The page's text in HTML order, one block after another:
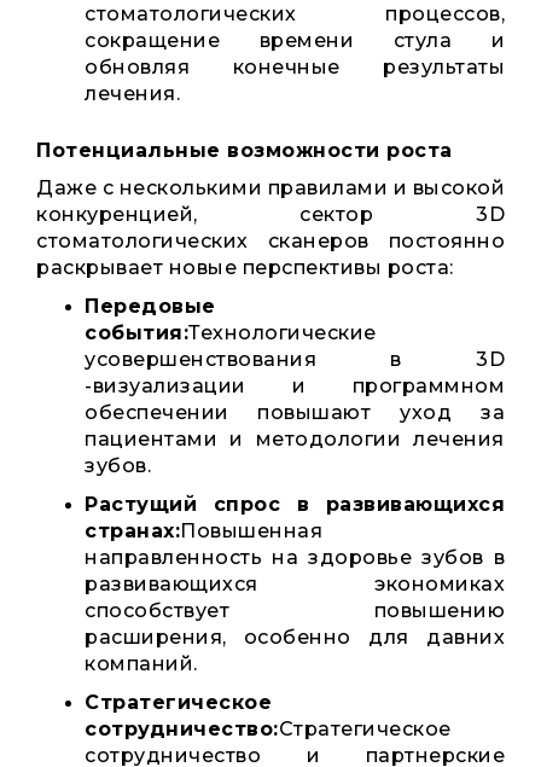
стоматологических процессов,
сокращение времени стула и
обновляя конечные результаты
лечения.
Потенциальные возможности роста
Даже с несколькими правилами и высокой
конкуренцией, сектор 3D
стоматологических сканеров постоянно
раскрывает новые перспективы роста:
Передовые
события:Технологические
усовершенствования в 3D
-визуализации и программном
обеспечении повышают уход за
пациентами и методологии лечения
зубов.
Растущий спрос в развивающихся
странах:Повышенная
направленность на здоровье зубов в
развивающихся экономиках
способствует повышению
расширения, особенно для давних
компаний.
Стратегическое
сотрудничество:Стратегическое
сотрудничество и партнерские